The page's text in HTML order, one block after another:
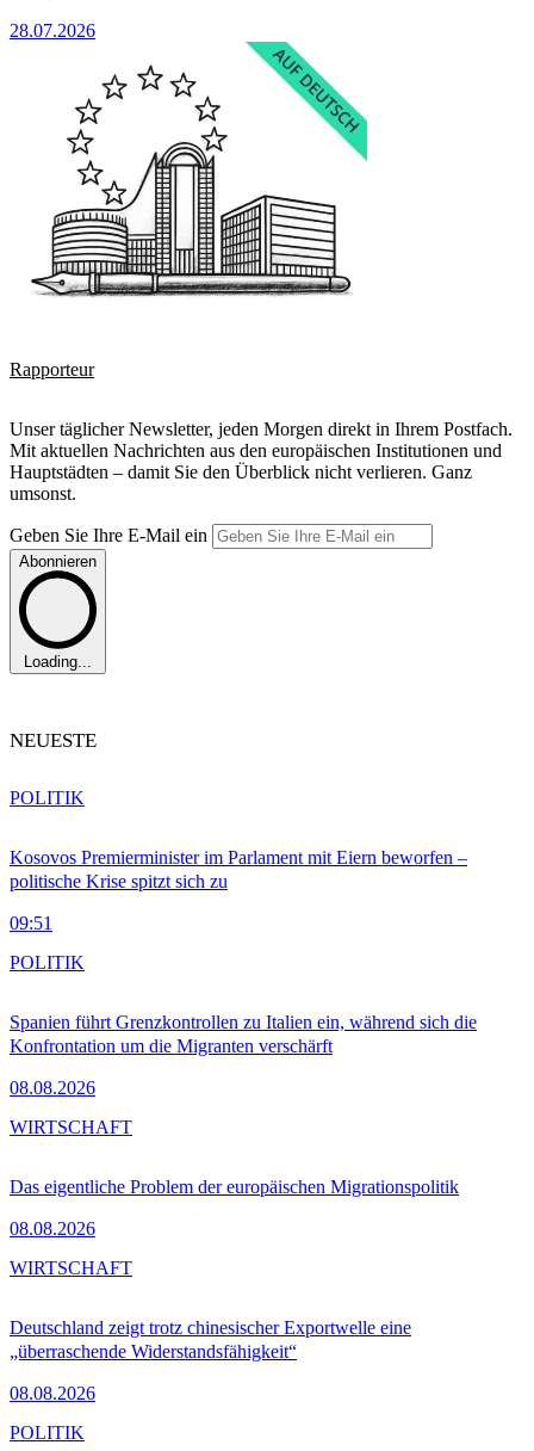
28.07.2026
Rapporteur
Unser täglicher Newsletter, jeden Morgen direkt in Ihrem Postfach.
Mit aktuellen Nachrichten aus den europäischen Institutionen und
Hauptstädten – damit Sie den Überblick nicht verlieren. Ganz
umsonst.
Geben Sie Ihre E-Mail ein
Abonnieren
Loading...
NEUESTE
Kosovos Premierminister im Parlament mit Eiern beworfen –
politische Krise spitzt sich zu
09:51
POLITIK
Spanien führt Grenzkontrollen zu Italien ein, während sich die
Konfrontation um die Migranten verschärft
08.08.2026
POLITIK
Das eigentliche Problem der europäischen Migrationspolitik
08.08.2026
WIRTSCHAFT
Deutschland zeigt trotz chinesischer Exportwelle eine
„überraschende Widerstandsfähigkeit“
08.08.2026
WIRTSCHAFT
POLITIK